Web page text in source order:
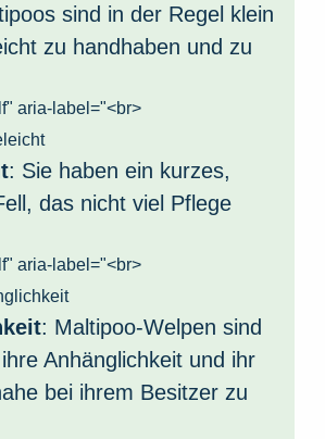
sind in der Regel klein
zu handhaben und zu
aria-label="<br>
: Sie haben ein kurzes,
das nicht viel Pflege
aria-label="<br>
: Maltipoo-Welpen sind
Anhänglichkeit und ihr
bei ihrem Besitzer zu